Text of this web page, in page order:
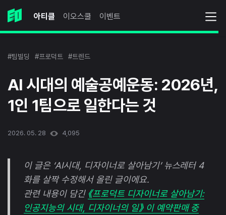
아티클 이오스쿨 이벤트
#팀빌딩 #프로덕트 #트렌드
AI 시대의 예술공예운동: 2026년,
1인 1팀으로 일한다는 것
2026. 05. 28 4,095
이 글은 ‘AI시대, 디자이너로 살아남기’ 뉴스레터 4
화를 살짝 수정해서 올린 글이에요.
관련 내용이 담긴 《프로덕트 디자이너로 살아남기:
인공지능의 시대, 디자이너의 일》 이 예약판매 중